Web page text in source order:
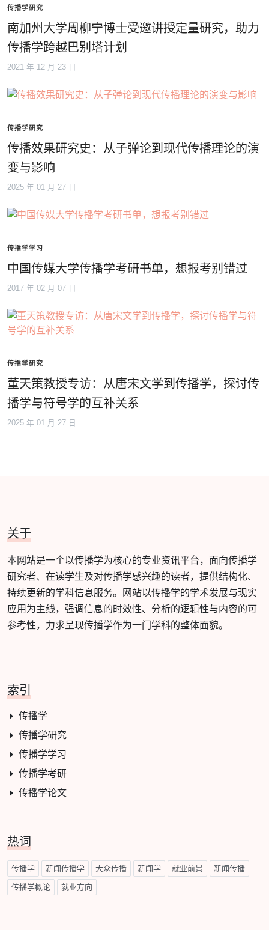
传播学研究
南加州大学周柳宁博士受邀讲授定量研究，助力
传播学跨越巴别塔计划
2021 年 12 月 23 日
传播学研究
传播效果研究史：从子弹论到现代传播理论的演
变与影响
2025 年 01 月 27 日
传播学学习
中国传媒大学传播学考研书单，想报考别错过
2017 年 02 月 07 日
传播学研究
董天策教授专访：从唐宋文学到传播学，探讨传
播学与符号学的互补关系
2025 年 01 月 27 日
关于
本网站是一个以传播学为核心的专业资讯平台，面向传播学
研究者、在读学生及对传播学感兴趣的读者，提供结构化、
持续更新的学科信息服务。网站以传播学的学术发展与现实
应用为主线，强调信息的时效性、分析的逻辑性与内容的可
参考性，力求呈现传播学作为一门学科的整体面貌。
索引
传播学
传播学研究
传播学学习
传播学考研
传播学论文
热词
传播学 新闻传播学 大众传播 新闻学 就业前景 新闻传播
传播学概论 就业方向